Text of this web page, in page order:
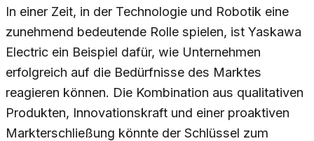
In einer Zeit, in der Technologie und Robotik eine
zunehmend bedeutende Rolle spielen, ist Yaskawa
Electric ein Beispiel dafür, wie Unternehmen
erfolgreich auf die Bedürfnisse des Marktes
reagieren können. Die Kombination aus qualitativen
Produkten, Innovationskraft und einer proaktiven
Markterschließung könnte der Schlüssel zum